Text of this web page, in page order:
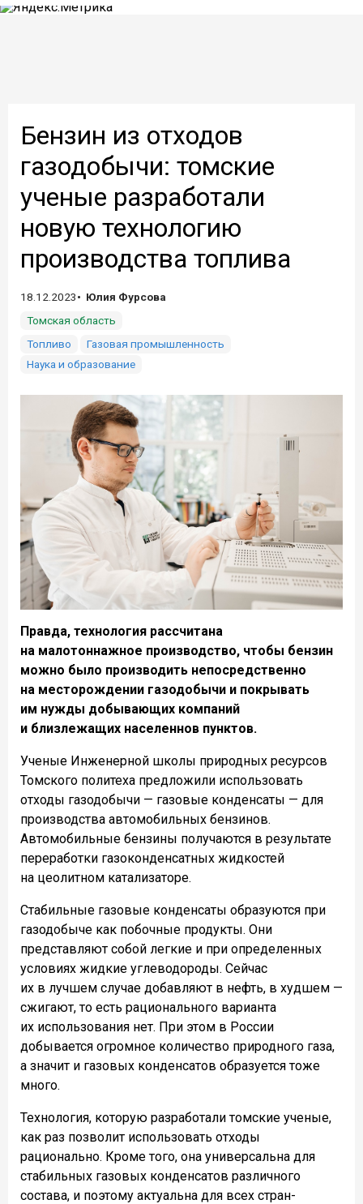
Бензин из отходов
газодобычи: томские
ученые разработали
новую технологию
производства топлива
18.12.2023
Юлия Фурсова
Томская область
Топливо
Газовая промышленность
Наука и образование
Правда, технология рассчитана
на малотоннажное производство, чтобы бензин
можно было производить непосредственно
на месторождении газодобычи и покрывать
им нужды добывающих компаний
и близлежащих населеннов пунктов.
Ученые Инженерной школы природных ресурсов
Томского политеха предложили использовать
отходы газодобычи — газовые конденсаты — для
производства автомобильных бензинов.
Автомобильные бензины получаются в результате
переработки газоконденсатных жидкостей
на цеолитном катализаторе.
Стабильные газовые конденсаты образуются при
газодобыче как побочные продукты. Они
представляют собой легкие и при определенных
условиях жидкие углеводороды. Сейчас
их в лучшем случае добавляют в нефть, в худшем —
сжигают, то есть рационального варианта
их использования нет. При этом в России
добывается огромное количество природного газа,
а значит и газовых конденсатов образуется тоже
много.
Технология, которую разработали томские ученые,
как раз позволит использовать отходы
рационально. Кроме того, она универсальна для
стабильных газовых конденсатов различного
состава, и поэтому актуальна для всех стран-